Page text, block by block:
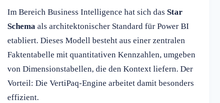
Im Bereich Business Intelligence hat sich das Star
Schema als architektonischer Standard für Power BI
etabliert. Dieses Modell besteht aus einer zentralen
Faktentabelle mit quantitativen Kennzahlen, umgeben
von Dimensionstabellen, die den Kontext liefern. Der
Vorteil: Die VertiPaq-Engine arbeitet damit besonders
effizient.